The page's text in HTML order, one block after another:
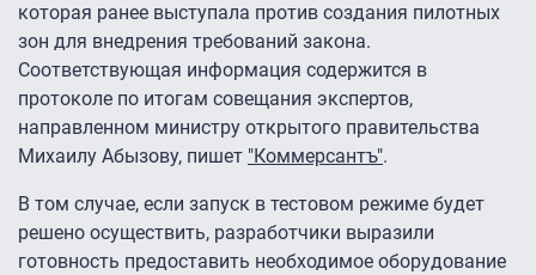
которая ранее выступала против создания пилотных
зон для внедрения требований закона.
Соответствующая информация содержится в
протоколе по итогам совещания экспертов,
направленном министру открытого правительства
Михаилу Абызову, пишет "Коммерсантъ".
В том случае, если запуск в тестовом режиме будет
решено осуществить, разработчики выразили
готовность предоставить необходимое оборудование